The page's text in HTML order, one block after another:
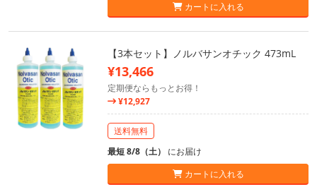
カートに入れる
【3本セット】ノルバサンオチック 473mL
¥13,466
定期便ならもっとお得！
¥12,927
送料無料
最短 8/8（土） にお届け
カートに入れる